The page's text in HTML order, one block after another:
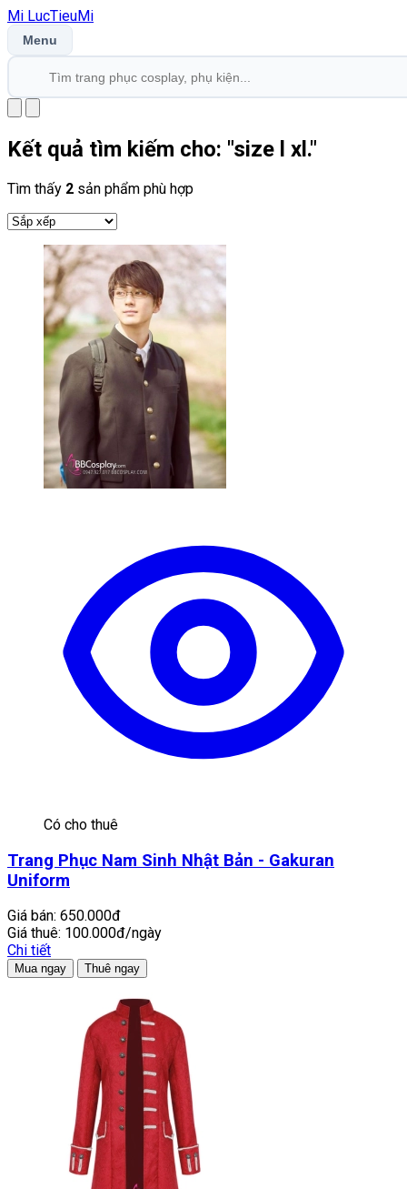
Mi LucTieuMi
Menu
Kết quả tìm kiếm cho: "size l xl."
Tìm thấy 2 sản phẩm phù hợp
Có cho thuê
Trang Phục Nam Sinh Nhật Bản - Gakuran
Uniform
Giá bán: 650.000đ
Giá thuê: 100.000đ/ngày
Chi tiết
Mua ngay Thuê ngay